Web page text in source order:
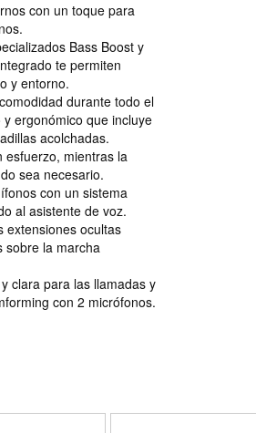
con un toque para
Bass Boost y
te permiten
y entorno.
durante todo el
ergonómico que incluye
acolchadas.
esfuerzo, mientras la
sea necesario.
con un sistema
al asistente de voz.
extensiones ocultas
sobre la marcha
clara para las llamadas y
con 2 micrófonos.